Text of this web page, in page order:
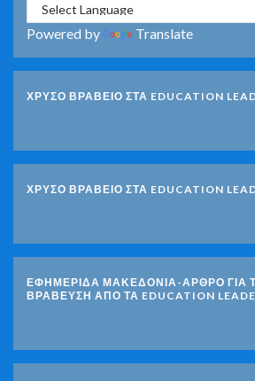
Powered by Translate
ΧΡΥΣΟ ΒΡΑΒΕΙΟ ΣΤΑ EDUCATION
ΧΡΥΣΟ ΒΡΑΒΕΙΟ ΣΤΑ EDUCATION
ΕΦΗΜΕΡΙΔΑ ΜΑΚΕΔΟΝΙΑ-ΑΡΘΡΟ ΓΙΑ
ΒΡΑΒΕΥΣΗ ΑΠΟ ΤΑ EDUCATION